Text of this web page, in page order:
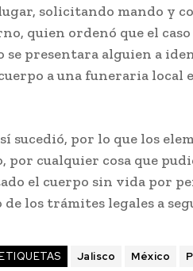
solicitando mando y
quien ordenó que el
se presentara alguien a
a una funeraria local
sucedió, por lo que los
por cualquier cosa que
el cuerpo sin vida por
de los trámites legales a
Jalisco México